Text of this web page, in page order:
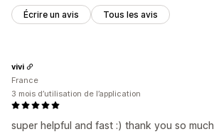
Écrire un avis Tous les avis
super helpful and fast :) thank you so much
vivi
France
3 mois d’utilisation de l’application